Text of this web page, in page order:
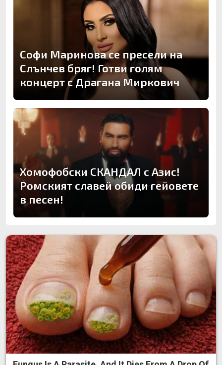
Софи Маринова се пресели на
Слънчев бряг! Готви голям
концерт с Драгана Миркович
Хомофобски СКАНДАЛ с Азис!
Ромският славей обиди гейовете
в песен!